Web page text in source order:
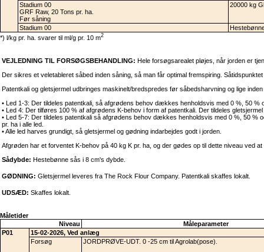
Stadium 00
GRF Raw, 20 Tons pr. ha.
Før såning
20000 kg
Stadium 00
*) l/kg pr. ha. svarer til ml/g pr. 10 m2
VEJLEDNING TIL FORSØGSBEHANDLING: Hele forsøgsarealet pløjes, når jorden er
Der sikres et veletableret såbed inden såning, så man får optimal fremspiring.
Patentkali og gletsjermel udbringes maskinelt/bredspredes før såbedsharvning og lige
• Led 1-3: Der tildeles patentkali, så afgrødens behov dækkes henholdsvis med 0 %, 50 %
• Led 4: Der tilføres 100 % af afgrødens K-behov i form af patentkali. Der tildeles
• Led 5-7: Der tildeles patentkali så afgrødens behov dækkes henholdsvis med 0 %, 50 %
pr. ha i alle led.
• Alle led harves grundigt, så gletsjermel og gødning indarbejdes godt i jorden.
Afgrøden har et forventet K-behov på 40 kg K pr. ha, og der gødes op til dette niveau ved
Sådybde: Hestebønne sås i 8 cm's dybde.
GØDNING: Gletsjermel leveres fra The Rock Flour Company. Patentkali skaffes lokalt.
UDSÆD: Skaffes lokalt.
Måletider
Niveau
Måleparameter
P01
15-02-2026, Ved anlæg
Forsøg
JORDPRØVE-UDT. 0 -25 cm til Agrolab(pose).